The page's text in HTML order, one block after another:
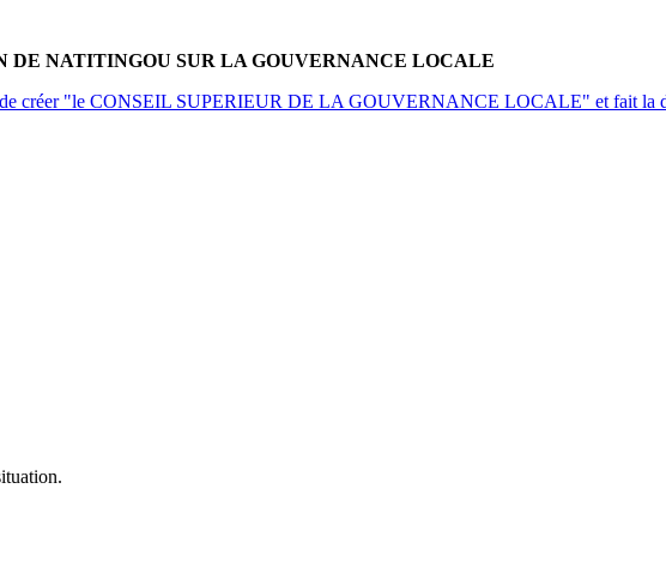
DE NATITINGOU SUR LA GOUVERNANCE LOCALE
de créer "le CONSEIL SUPERIEUR DE LA GOUVERNANCE LOCALE" et fait la